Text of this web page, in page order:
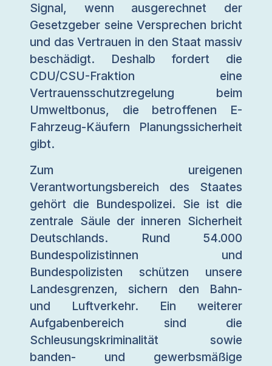
Signal, wenn ausgerechnet der
Gesetzgeber seine Versprechen bricht
und das Vertrauen in den Staat massiv
beschädigt. Deshalb fordert die
CDU/CSU-Fraktion eine
Vertrauensschutzregelung beim
Umweltbonus, die betroffenen E-
Fahrzeug-Käufern Planungssicherheit
gibt.
Zum ureigenen
Verantwortungsbereich des Staates
gehört die Bundespolizei. Sie ist die
zentrale Säule der inneren Sicherheit
Deutschlands. Rund 54.000
Bundespolizistinnen und
Bundespolizisten schützen unsere
Landesgrenzen, sichern den Bahn-
und Luftverkehr. Ein weiterer
Aufgabenbereich sind die
Schleusungskriminalität sowie
banden- und gewerbsmäßige